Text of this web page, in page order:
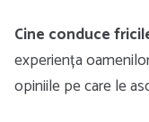
Cine conduce
experiența
opiniile pe care le